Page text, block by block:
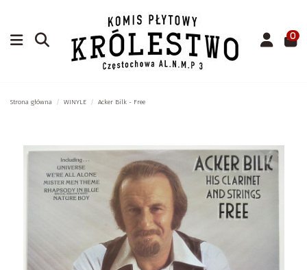
0
Strona główna WINYLE Acker Bilk - Free